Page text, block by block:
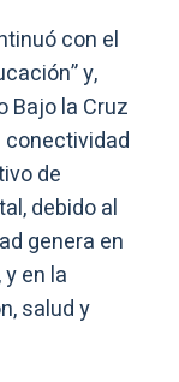
con el
y,
Bajo la Cruz
conectividad
de
debido al
genera en
en la
salud y